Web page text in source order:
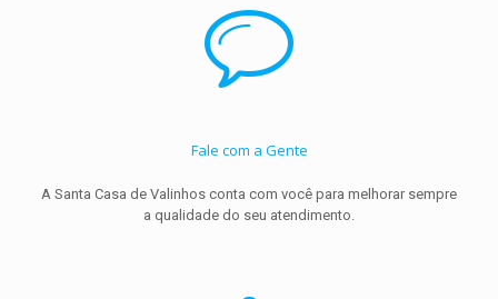
Fale com a Gente
A Santa Casa de Valinhos conta com você para melhorar sempre
a qualidade do seu atendimento.